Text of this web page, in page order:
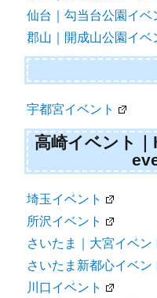
仙台｜勾当台公園イベ
郡山｜開成山公園イベ
宇都宮イベント
高崎イベント
埼玉イベント
所沢イベント
さいたま｜大宮イベン
さいたま新都心イベン
川口イベント